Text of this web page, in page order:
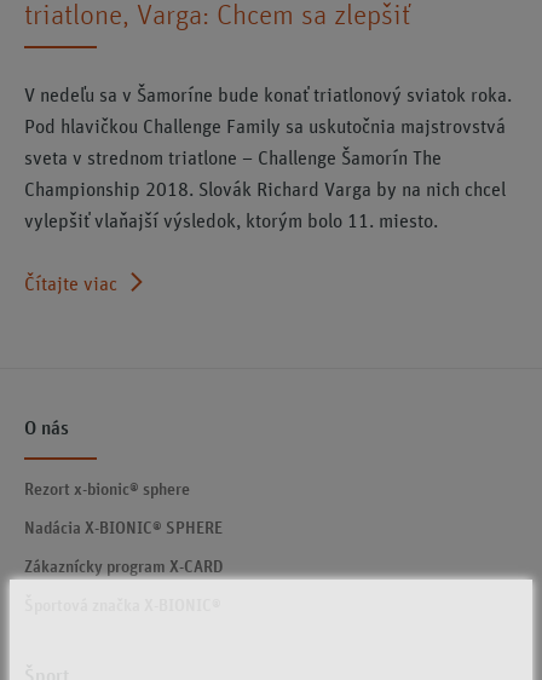
triatlone, Varga: Chcem sa zlepšiť
V nedeľu sa v Šamoríne bude konať triatlonový sviatok roka.
Pod hlavičkou Challenge Family sa uskutočnia majstrovstvá
sveta v strednom triatlone – Challenge Šamorín The
Championship 2018. Slovák Richard Varga by na nich chcel
vylepšiť vlaňajší výsledok, ktorým bolo 11. miesto.
Čítajte viac
O nás
Rezort x-bionic® sphere
Nadácia X-BIONIC® SPHERE
Zákaznícky program X-CARD